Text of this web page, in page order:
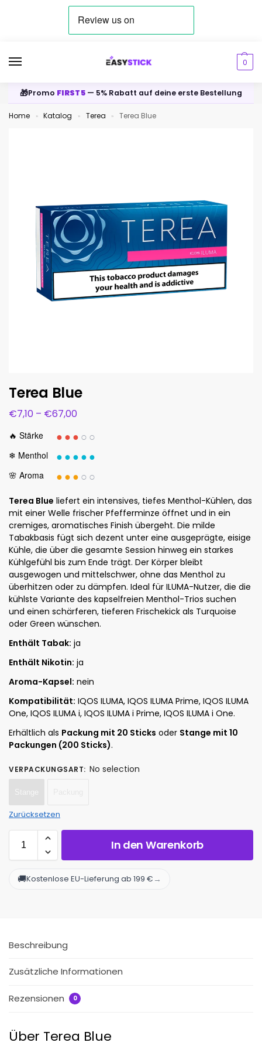
0
🎁Promo FIRST5 — 5% Rabatt auf deine erste Bestellung
Home » Katalog » Terea » Terea Blue
Terea Blue
€7,10 – €67,00
🔥 Stärke ●●●○○
❄ Menthol ●●●●●
🌸 Aroma ●●●○○
Terea Blue liefert ein intensives, tiefes Menthol-Kühlen, das
mit einer Welle frischer Pfefferminze öffnet und in ein
cremiges, aromatisches Finish übergeht. Die milde
Tabakbasis fügt sich dezent unter eine ausgeprägte, eisige
Kühle, die über die gesamte Session hinweg ein starkes
Kühlgefühl bis zum Ende trägt. Der Körper bleibt
ausgewogen und mittelschwer, ohne das Menthol zu
überhitzen oder zu dämpfen. Ideal für ILUMA-Nutzer, die die
kühlste Variante des kapselfreien Menthol-Trios suchen
und einen schärferen, tieferen Frischekick als Turquoise
oder Green wünschen.
Enthält Tabak: ja
Enthält Nikotin: ja
Aroma-Kapsel: nein
Kompatibilität: IQOS ILUMA, IQOS ILUMA Prime, IQOS ILUMA
One, IQOS ILUMA i, IQOS ILUMA i Prime, IQOS ILUMA i One.
Erhältlich als Packung mit 20 Sticks oder Stange mit 10
Packungen (200 Sticks).
VERPACKUNGSART: No selection
Stange
Zurücksetzen
In den Warenkorb
🚚Kostenlose EU-Lieferung ab 199 € →
Beschreibung
Zusätzliche Informationen
Rezensionen 0
Über Terea Blue